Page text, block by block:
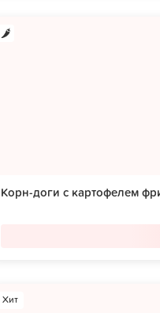
Корн-доги с картофелем
Хит